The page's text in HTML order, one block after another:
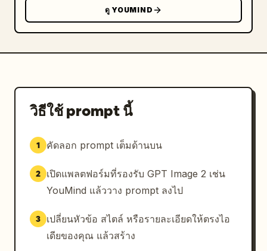
ดู YOUMIND
วิธีใช้ prompt นี้
1 คัดลอก prompt เต็มด้านบน
2
เปิดแพลตฟอร์มที่รองรับ GPT Image 2 เช่น
YouMind แล้ววาง prompt ลงไป
3
เปลี่ยนหัวข้อ สไตล์ หรือรายละเอียดให้ตรงไอ
เดียของคุณ แล้วสร้าง